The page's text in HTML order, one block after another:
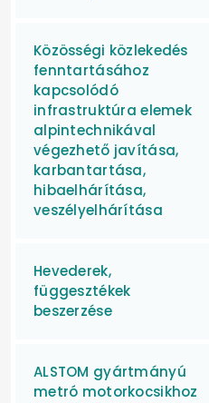
Közösségi közlekedés
fenntartásához
kapcsolódó
infrastruktúra elemek
alpintechnikával
végezhető javítása,
karbantartása,
hibaelhárítása,
veszélyelhárítása
Hevederek,
függesztékek
beszerzése
ALSTOM gyártmányú
metró motorkocsikhoz